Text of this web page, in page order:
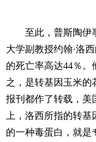
至此，普斯陶伊事
大学副教授约翰·洛
的死亡率高达44％
之，是转基因玉米的
报刊都作了转载，美
上，洛西所指的转
的一种毒蛋白，就是